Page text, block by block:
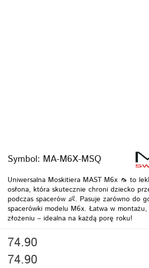
Symbol: MA-M6X-MSQ
Uniwersalna Moskitiera MAST M6x 🦟 to
osłona, która skutecznie chroni dziecko
podczas spacerów 👶. Pasuje zarówno do
spacerówki modelu M6x. Łatwa w
złożeniu – idealna na każdą porę roku!
74.90
74.90